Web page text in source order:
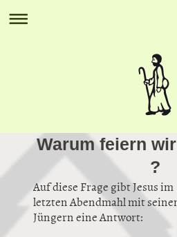
Warum feiern
?
Auf diese Frage gibt Jesus im
letzten Abendmahl mit
Jüngern eine Antwort: